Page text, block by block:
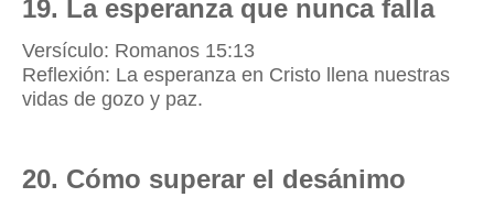
19. La esperanza que nunca falla
Versículo: Romanos 15:13
Reflexión: La esperanza en Cristo llena nuestras
vidas de gozo y paz.
20. Cómo superar el desánimo